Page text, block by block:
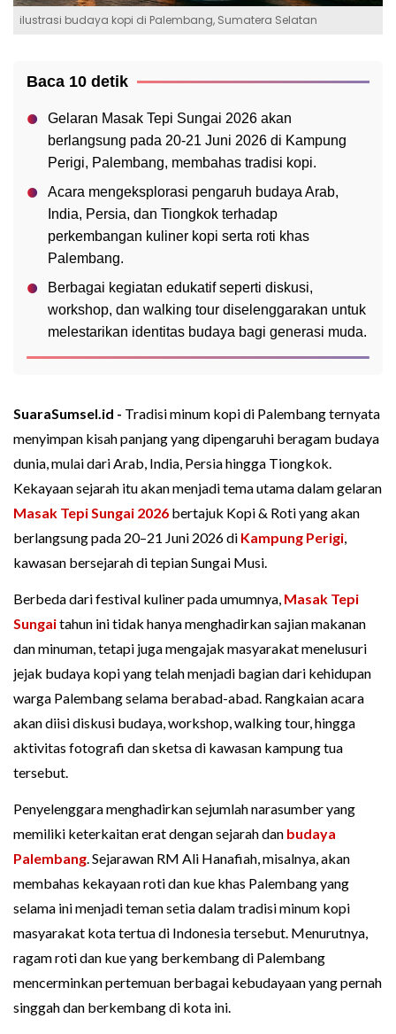
ilustrasi budaya kopi di Palembang, Sumatera Selatan
Baca 10 detik
Gelaran Masak Tepi Sungai 2026 akan
berlangsung pada 20-21 Juni 2026 di Kampung
Perigi, Palembang, membahas tradisi kopi.
Acara mengeksplorasi pengaruh budaya Arab,
India, Persia, dan Tiongkok terhadap
perkembangan kuliner kopi serta roti khas
Palembang.
Berbagai kegiatan edukatif seperti diskusi,
workshop, dan walking tour diselenggarakan untuk
melestarikan identitas budaya bagi generasi muda.
SuaraSumsel.id - Tradisi minum kopi di Palembang ternyata
menyimpan kisah panjang yang dipengaruhi beragam budaya
dunia, mulai dari Arab, India, Persia hingga Tiongkok.
Kekayaan sejarah itu akan menjadi tema utama dalam gelaran
Masak Tepi Sungai 2026 bertajuk Kopi & Roti yang akan
berlangsung pada 20–21 Juni 2026 di Kampung Perigi,
kawasan bersejarah di tepian Sungai Musi.
Berbeda dari festival kuliner pada umumnya, Masak Tepi
Sungaitahun ini tidak hanya menghadirkan sajian makanan
dan minuman, tetapi juga mengajak masyarakat menelusuri
jejak budaya kopi yang telah menjadi bagian dari kehidupan
warga Palembang selama berabad-abad. Rangkaian acara
akan diisi diskusi budaya, workshop, walking tour, hingga
aktivitas fotografi dan sketsa di kawasan kampung tua
tersebut.
Penyelenggara menghadirkan sejumlah narasumber yang
memiliki keterkaitan erat dengan sejarah dan budaya
Palembang. Sejarawan RM Ali Hanafiah, misalnya, akan
membahas kekayaan roti dan kue khas Palembang yang
selama ini menjadi teman setia dalam tradisi minum kopi
masyarakat kota tertua di Indonesia tersebut. Menurutnya,
ragam roti dan kue yang berkembang di Palembang
mencerminkan pertemuan berbagai kebudayaan yang pernah
singgah dan berkembang di kota ini.